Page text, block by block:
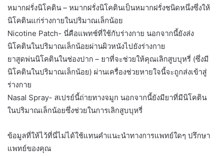
หมากฝรั่งนิโคติน – หมากฝรั่งนิโคตินเป็นหมากฝรั่งชนิดหนึ่งซึ่งให้
นิโคตินแก่ร่างกายในปริมาณเล็กน้อย
Nicotine Patch- นี่คือแพทช์ที่ใช้กับร่างกาย นอกจากนี้ยังส่ง
นิโคตินในปริมาณเล็กน้อยผ่านผิวหนังไปยังร่างกาย
ยาสูดพ่นนิโคตินในช่องปาก – ยาที่จะช่วยให้คุณเลิกสูบบุหรี่ (ซึ่งมี
นิโคตินในปริมาณเล็กน้อย) ผ่านเครื่องช่วยหายใจนี้จะถูกส่งเข้าสู่
ร่างกาย
Nasal Spray- สเปรย์นี้ถ่ายทางจมูก นอกจากนี้ยังมียาที่มีนิโคติน
ในปริมาณเล็กน้อยซึ่งช่วยในการเลิกสูบบุหรี่
ข้อมูลที่ให้ไว้ที่นี่ไม่ได้ใช้แทนคำแนะนำทางการแพทย์ใดๆ ปรึกษา
แพทย์ของคุณ